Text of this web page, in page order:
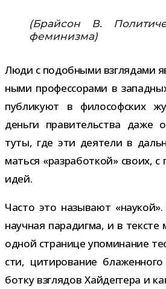
(Брайсон В.
феминизма)
Люди с подоб­ными взгля­дами
ными про­фес­со­рами в
пуб­ли­куют в фило­соф­ских
деньги пра­ви­тель­ства даже
туты, где эти дея­тели в
маться «раз­ра­бот­кой» своих, с
идей.
Часто это назы­вают
науч­ная пара­дигма, и в
одной стра­нице упо­ми­на­ние
сти, цити­ро­ва­ние
ботку взгля­дов Хайдеггера и